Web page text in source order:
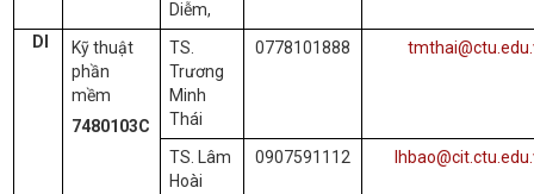
Diễm,
DI
Kỹ thuật
phần
mềm
7480103C
TS.
Trương
Minh
Thái
0778101888
TS. Lâm
Hoài
0907591112